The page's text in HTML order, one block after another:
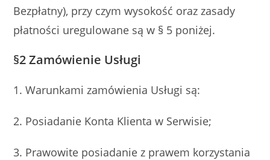
Bezpłatny), przy czym wysokość oraz zasady
płatności uregulowane są w § 5 poniżej.
§2Zamówienie Usługi
1. Warunkami zamówienia Usługi są:
2. Posiadanie Konta Klienta w Serwisie;
3. Prawowite posiadanie z prawem korzystania